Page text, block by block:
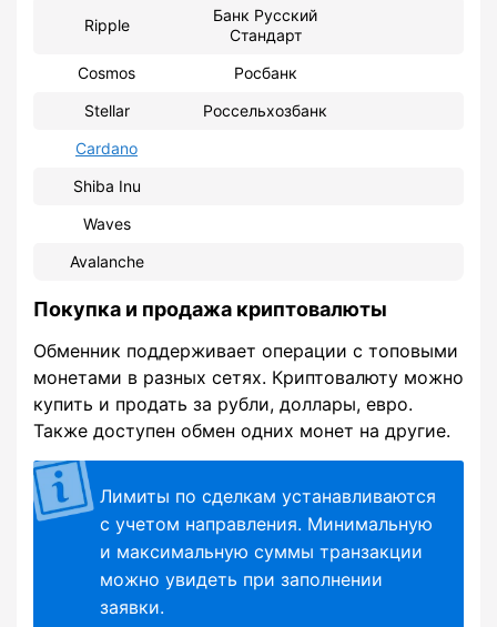
Ripple
Банк Русский
Стандарт
Cosmos
Росбанк
Stellar
Россельхозбанк
Cardano
Shiba Inu
Waves
Avalanche
Покупка и продажа криптовалюты
Обменник поддерживает операции с топовыми
монетами в разных сетях. Криптовалюту можно
купить и продать за рубли, доллары, евро.
Также доступен обмен одних монет на другие.
Лимиты по сделкам устанавливаются
с учетом направления. Минимальную
и максимальную суммы транзакции
можно увидеть при заполнении
заявки.